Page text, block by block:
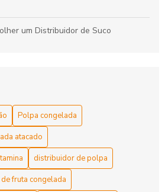
um Distribuidor de Suco
de Frutas para Saúde e
de Frutas para uma
e Funcionamento Prático
Detox
Polpa congelada
atacado
distribuidor de polpa
fruta congelada